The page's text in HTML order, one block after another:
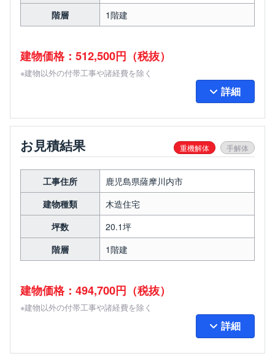
階層
1階建
建物価格：512,500円（税抜）
※建物以外の付帯工事や諸経費を除く
詳細
お見積結果 重機解体 手解体
工事住所
鹿児島県薩摩川内市
建物種類
木造住宅
坪数
20.1坪
階層
1階建
建物価格：494,700円（税抜）
※建物以外の付帯工事や諸経費を除く
詳細